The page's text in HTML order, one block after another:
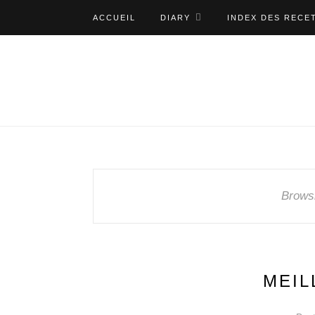
ACCUEIL DIARY INDEX DES